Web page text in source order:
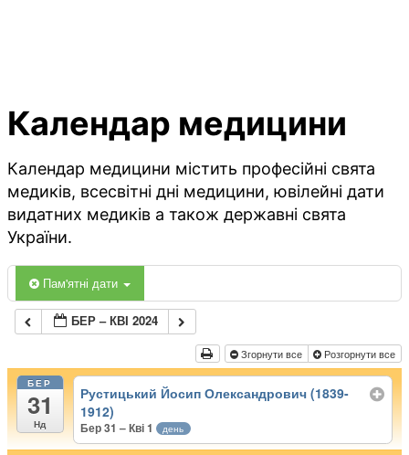
Календар медицини
Календар медицини містить професійні свята
медиків, всесвітні дні медицини, ювілейні дати
видатних медиків а також державні свята
України.
Пам'ятні дати
БЕР – КВІ 2024
Згорнути все Розгорнути все
БЕР
31
Нд
Рустицький Йосип Олександрович (1839-
1912)
Бер 31 – Кві 1 день